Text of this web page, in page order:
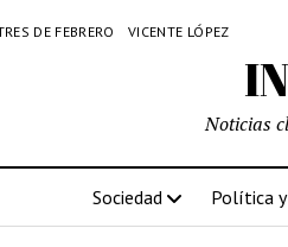
DE FEBRERO VICENTE LÓPEZ
Noticias
Sociedad Política